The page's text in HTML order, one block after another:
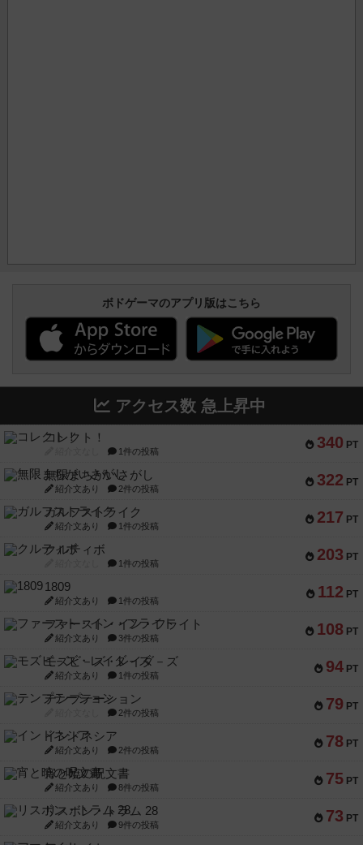
ボドゲーマのアプリ版はこちら
アクセス数 急上昇中
340 PT
コレクト！
1件の投稿
322 PT
無限まちがいさがし
紹介文あり 2件の投稿
217 PT
ガルフストライク
紹介文あり 1件の投稿
203 PT
クルティボ
1件の投稿
112 PT
1809
紹介文あり 1件の投稿
108 PT
ファースト・イン・フライト
紹介文あり 3件の投稿
94 PT
モズビ－ズ・レイダ－ズ
紹介文あり 1件の投稿
79 PT
テンプテーション
2件の投稿
78 PT
インドネシア
紹介文あり 2件の投稿
75 PT
宵と暁の呪文書
紹介文あり 8件の投稿
73 PT
リスボン・トラム 28
紹介文あり 9件の投稿